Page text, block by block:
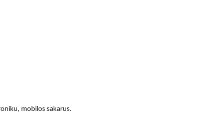
mobilos sakarus.